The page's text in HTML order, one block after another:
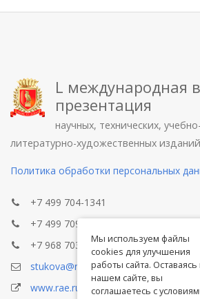
L международная
презентация
научных, технических,
литературно-художественных изданий
Политика обработки персональных
+7 499 704-1341
+7 499 709-8104
+7 968 703-8433
stukova@rae.ru
www.rae.ru
Мы используем файлы
cookies для улучшения
работы сайта. Оставаясь
нашем сайте, вы
соглашаетесь с